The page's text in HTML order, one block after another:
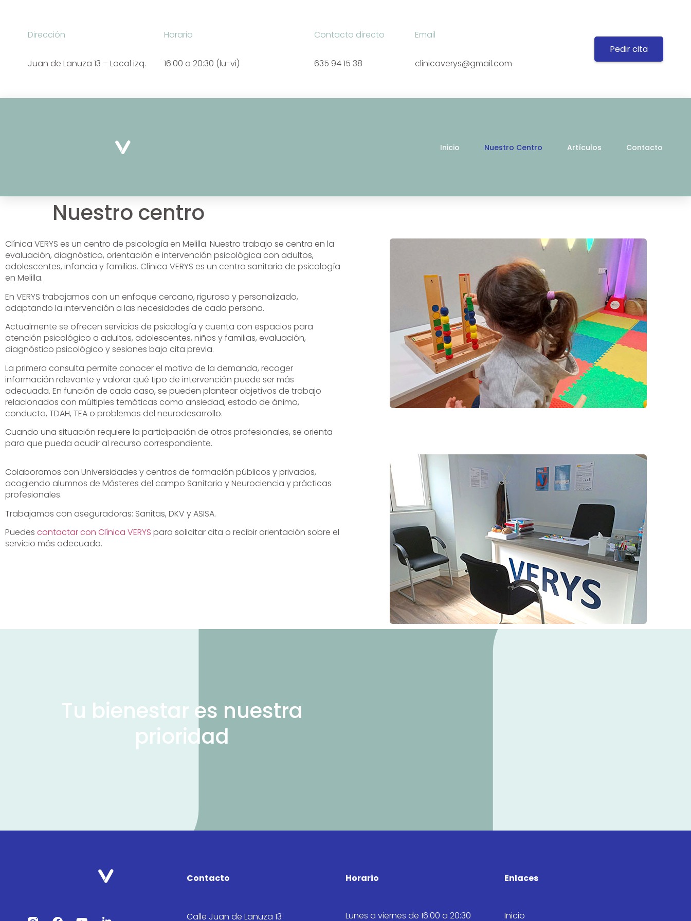
Dirección
Juan de Lanuza 13 – Local izq.
Horario
16:00 a 20:30 (lu-vi)
Contacto directo
635 94 15 38
Email
clinicaverys@gmail.com
Pedir cita
Inicio Nuestro Centro Artículos Contacto
Nuestro centro
Clínica VERYS es un centro de psicología en Melilla. Nuestro trabajo se centra en la
evaluación, diagnóstico, orientación e intervención psicológica con adultos,
adolescentes, infancia y familias. Clínica VERYS es un centro sanitario de psicología
en Melilla.
En VERYS trabajamos con un enfoque cercano, riguroso y personalizado,
adaptando la intervención a las necesidades de cada persona.
Actualmente se ofrecen servicios de psicología y cuenta con espacios para
atención psicológico a adultos, adolescentes, niños y familias, evaluación,
diagnóstico psicológico y sesiones bajo cita previa.
La primera consulta permite conocer el motivo de la demanda, recoger
información relevante y valorar qué tipo de intervención puede ser más
adecuada. En función de cada caso, se pueden plantear objetivos de trabajo
relacionados con múltiples temáticas como ansiedad, estado de ánimo,
conducta, TDAH, TEA o problemas del neurodesarrollo.
Cuando una situación requiere la participación de otros profesionales, se orienta
para que pueda acudir al recurso correspondiente.
Colaboramos con Universidades y centros de formación públicos y privados,
acogiendo alumnos de Másteres del campo Sanitario y Neurociencia y prácticas
profesionales.
Trabajamos con aseguradoras: Sanitas, DKV y ASISA.
Puedes contactar con Clínica VERYS para solicitar cita o recibir orientación sobre el
servicio más adecuado.
Tu bienestar es nuestra
prioridad
Contacto
Calle Juan de Lanuza 13
Horario
Lunes a viernes de 16:00 a 20:30
Enlaces
Inicio